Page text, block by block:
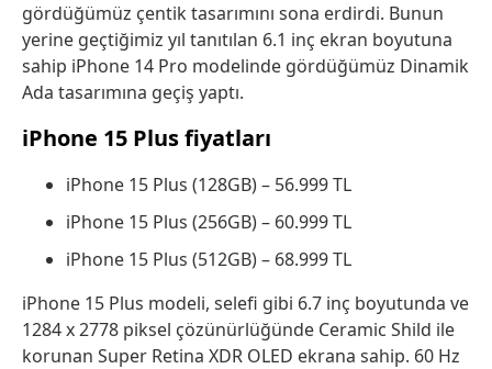
gördüğümüz çentik tasarımını sona erdirdi. Bunun
yerine geçtiğimiz yıl tanıtılan 6.1 inç ekran boyutuna
sahip iPhone 14 Pro modelinde gördüğümüz Dinamik
Ada tasarımına geçiş yaptı.
iPhone 15 Plus fiyatları
iPhone 15 Plus (128GB) – 56.999 TL
iPhone 15 Plus (256GB) – 60.999 TL
iPhone 15 Plus (512GB) – 68.999 TL
iPhone 15 Plus modeli, selefi gibi 6.7 inç boyutunda ve
1284 x 2778 piksel çözünürlüğünde Ceramic Shild ile
korunan Super Retina XDR OLED ekrana sahip. 60 Hz